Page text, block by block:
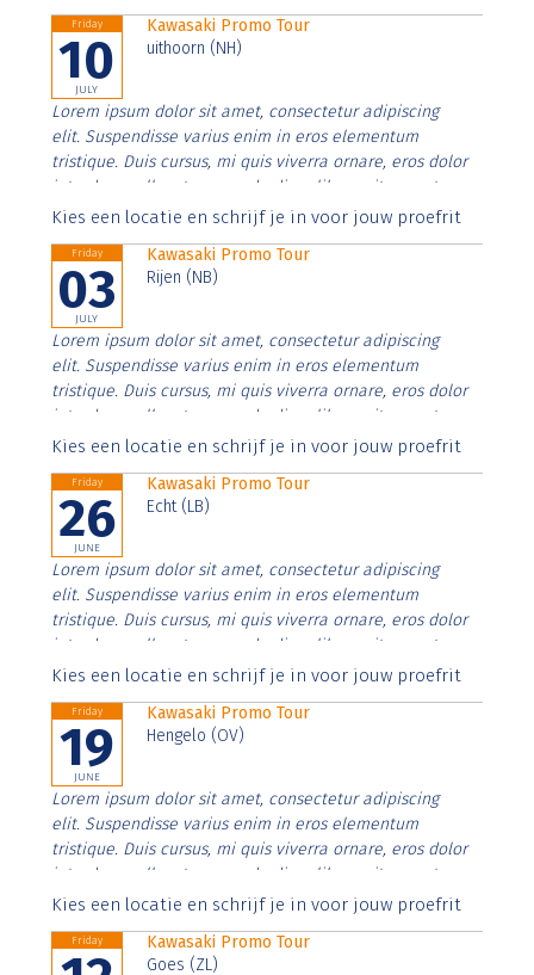
Friday
10
JULY
Kawasaki Promo Tour
uithoorn (NH)
Lorem ipsum dolor sit amet, consectetur adipiscing
elit. Suspendisse varius enim in eros elementum
tristique. Duis cursus, mi quis viverra ornare, eros dolor
interdum nulla, ut commodo diam libero vitae erat.
Aenean faucibus nibh et justo cursus id rutrum lorem
Kies een locatie en schrijf je in voor jouw proefrit
Friday
03
JULY
Kawasaki Promo Tour
Rijen (NB)
Lorem ipsum dolor sit amet, consectetur adipiscing
elit. Suspendisse varius enim in eros elementum
tristique. Duis cursus, mi quis viverra ornare, eros dolor
interdum nulla, ut commodo diam libero vitae erat.
Aenean faucibus nibh et justo cursus id rutrum lorem
Kies een locatie en schrijf je in voor jouw proefrit
Friday
26
JUNE
Kawasaki Promo Tour
Echt (LB)
Lorem ipsum dolor sit amet, consectetur adipiscing
elit. Suspendisse varius enim in eros elementum
tristique. Duis cursus, mi quis viverra ornare, eros dolor
interdum nulla, ut commodo diam libero vitae erat.
Aenean faucibus nibh et justo cursus id rutrum lorem
Kies een locatie en schrijf je in voor jouw proefrit
Friday
19
JUNE
Kawasaki Promo Tour
Hengelo (OV)
Lorem ipsum dolor sit amet, consectetur adipiscing
elit. Suspendisse varius enim in eros elementum
tristique. Duis cursus, mi quis viverra ornare, eros dolor
interdum nulla, ut commodo diam libero vitae erat.
Aenean faucibus nibh et justo cursus id rutrum lorem
Kies een locatie en schrijf je in voor jouw proefrit
Friday
Kawasaki Promo Tour
Goes (ZL)